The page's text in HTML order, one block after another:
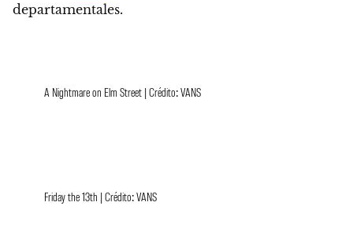
departamentales.
A Nightmare on Elm Street | Crédito: VANS
Friday the 13th | Crédito: VANS